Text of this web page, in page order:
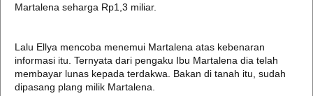
Martalena seharga Rp1,3 miliar.
Lalu Ellya mencoba menemui Martalena atas kebenaran
informasi itu. Ternyata dari pengaku Ibu Martalena dia telah
membayar lunas kepada terdakwa. Bakan di tanah itu, sudah
dipasang plang milik Martalena.